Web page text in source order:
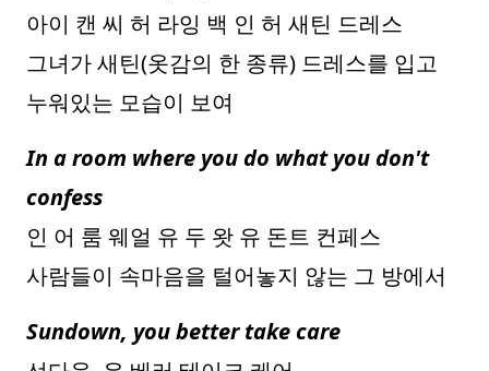
아이 캔 씨 허 라잉 백 인 허 새틴 드레스
그녀가 새틴(옷감의 한 종류) 드레스를 입고
누워있는 모습이 보여
In a room where you do what you don't
confess
인 어 룸 웨얼 유 두 왓 유 돈트 컨페스
사람들이 속마음을 털어놓지 않는 그 방에서
Sundown, you better take care